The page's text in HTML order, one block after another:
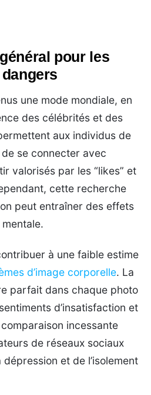
pour les
une mode mondiale, en
des célébrités et des
aux individus de
se connecter avec
valorisés par les “likes” et
cette recherche
peut entraîner des effets
à une faible estime
d’image corporelle. La
parfait dans chaque photo
d’insatisfaction et
incessante
de réseaux sociaux
et de l’isolement